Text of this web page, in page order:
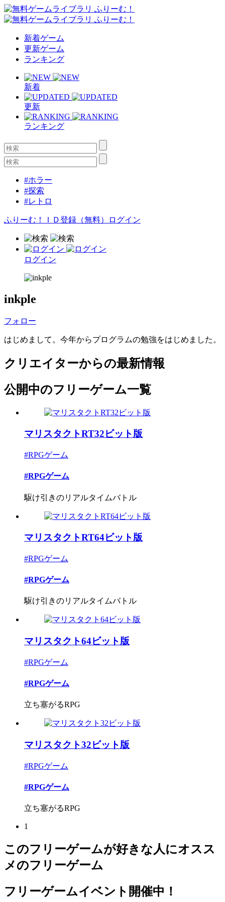
新着ゲーム
更新ゲーム
ランキング
新着
更新
ランキング
#ホラー
#探索
#レトロ
ふりーむ！ＩＤ登録（無料） ログイン
ログイン
inkple
フォロー
はじめまして。今年からプログラムの勉強をはじめました。
クリエイターからの最新情報
公開中のフリーゲーム一覧
マリスタクトRT32ビット版
#RPGゲーム
#RPGゲーム
駆け引きのリアルタイムバトル
マリスタクトRT64ビット版
#RPGゲーム
#RPGゲーム
駆け引きのリアルタイムバトル
マリスタクト64ビット版
#RPGゲーム
#RPGゲーム
立ち塞がるRPG
マリスタクト32ビット版
#RPGゲーム
#RPGゲーム
立ち塞がるRPG
1
このフリーゲームが好きな人にオスス
メのフリーゲーム
フリーゲームイベント開催中！